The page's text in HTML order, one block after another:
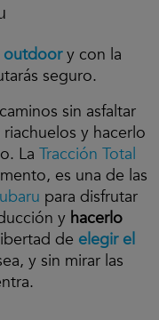
outdoor y con la
seguro.
sin asfaltar
y hacerlo
La Tracción Total
es una de las
para disfrutar
y hacerlo
de elegir el
y sin mirar las